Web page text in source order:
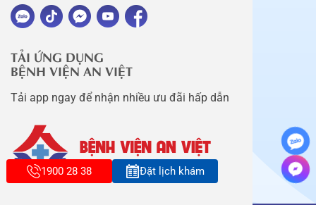
TẢI ỨNG DỤNG
BỆNH VIỆN AN VIỆT
Tải app ngay để nhận nhiều ưu đãi hấp dẫn
1900 28 38 Đặt lịch khám